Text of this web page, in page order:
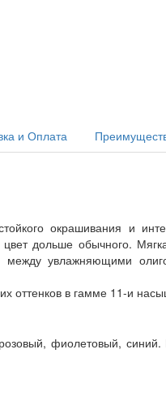
и Оплата
окрашивания и
дольше обычного.
увлажняющими
оттенков в гамме 11-и
фиолетовый,